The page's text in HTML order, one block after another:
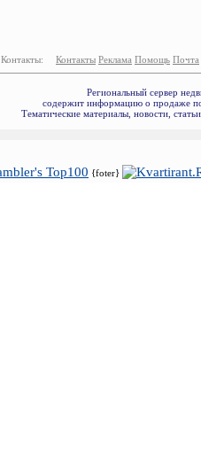
Контакты: Контакты Реклама Помощь Почта
Региональный сервер
содержит информацию о продаже
Тематические материалы, новости,
{foter}